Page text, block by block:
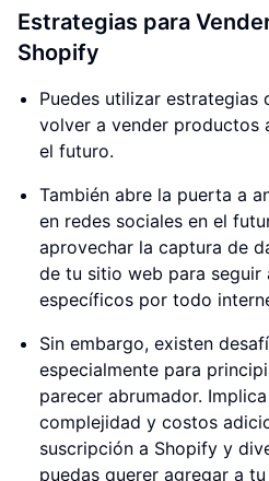
Estrategias para
Shopify
Puedes utilizar estrategias
volver a vender productos
el futuro.
También abre la puerta a
en redes sociales en el
aprovechar la captura de
de tu sitio web para seguir
específicos por todo
Sin embargo, existen
especialmente para
parecer abrumador.
complejidad y costos
suscripción a Shopify y
puedas querer agregar a